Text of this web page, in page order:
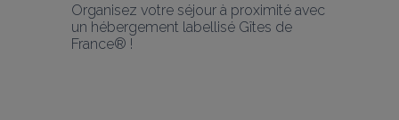
Organisez votre séjour à proximité avec
un hébergement labellisé Gîtes de
France® !